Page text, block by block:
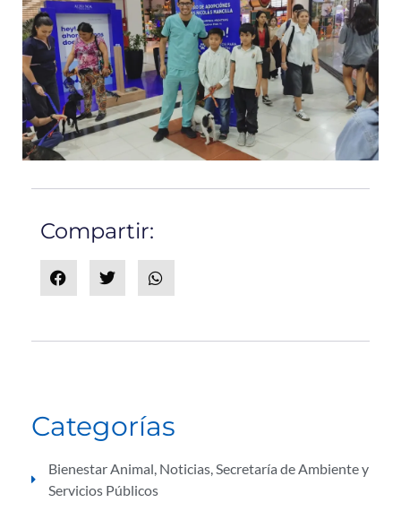
Compartir:
Categorías
Bienestar Animal, Noticias,Secretaría de Ambiente y
Servicios Públicos